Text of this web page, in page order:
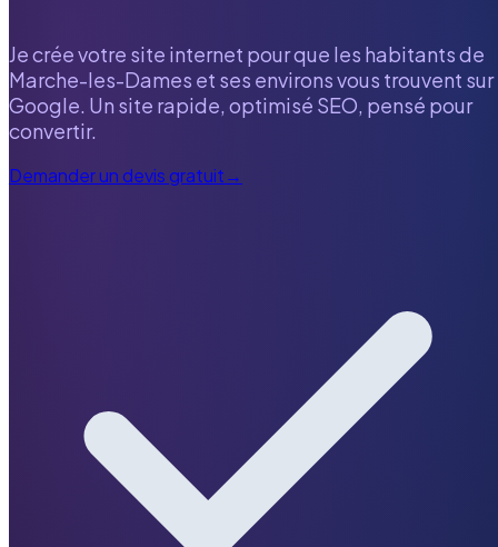
Je crée votre site internet pour que les habitants de
Marche-les-Dames et ses environs vous trouvent sur
Google. Un site rapide, optimisé SEO, pensé pour
convertir.
Demander un devis gratuit→